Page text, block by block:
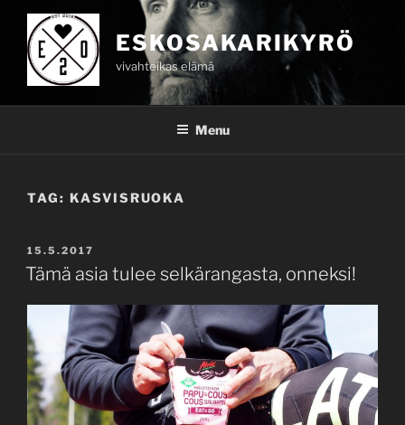
content
ESKOSAKARIKYRÖ
vivahteikas elämä
Menu
TAG: KASVISRUOKA
POSTED
ON
15.5.2017
Tämä asia tulee selkärangasta, onneksi!